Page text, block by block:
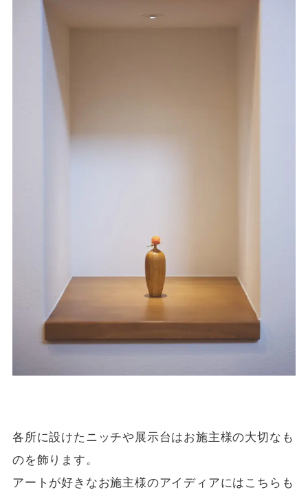
各所に設けたニッチや展示台はお施主様の大切なも
のを飾ります。
アートが好きなお施主様のアイディアにはこちらも